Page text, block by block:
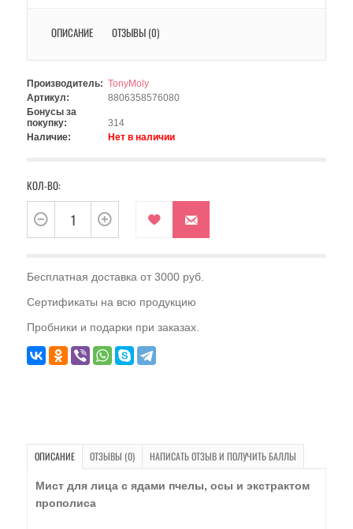
ОПИСАНИЕ ОТЗЫВЫ (0)
Производитель: TonyMoly
Артикул:
8806358576080
Бонусы за
покупку:
314
Наличие:
Нет в наличии
КОЛ-ВО:
Бесплатная доставка от 3000 руб.
Сертификаты на всю продукцию
Пробники и подарки при заказах.
ОПИСАНИЕ ОТЗЫВЫ (0) НАПИСАТЬ ОТЗЫВ И ПОЛУЧИТЬ БАЛЛЫ
Мист для лица с ядами пчелы, осы и экстрактом
прополиса